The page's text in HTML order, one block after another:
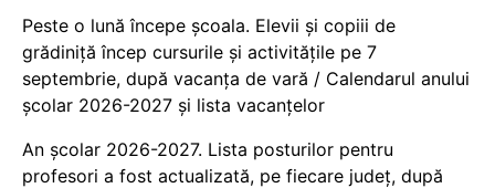
Peste o lună începe școala. Elevii și copiii de
grădiniță încep cursurile și activitățile pe 7
septembrie, după vacanța de vară / Calendarul anului
școlar 2026-2027 și lista vacanțelor
An școlar 2026-2027. Lista posturilor pentru
profesori a fost actualizată, pe fiecare județ, după